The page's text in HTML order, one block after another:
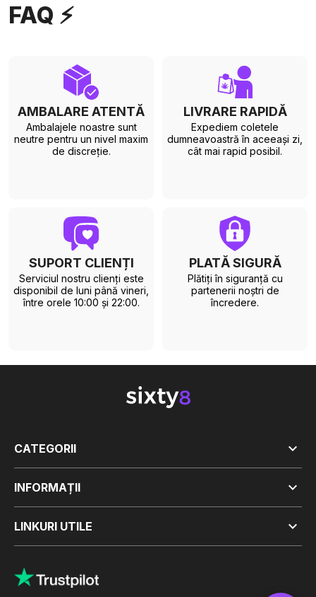
FAQ ⚡
AMBALARE ATENTĂ
Ambalajele noastre sunt
neutre pentru un nivel maxim
de discreție.
LIVRARE RAPIDĂ
Expediem coletele
dumneavoastră în aceeași zi,
cât mai rapid posibil.
SUPORT CLIENȚI
Serviciul nostru clienți este
disponibil de luni până vineri,
între orele 10:00 și 22:00.
PLATĂ SIGURĂ
Plătiți în siguranță cu
partenerii noștri de
încredere.
CATEGORII 
INFORMAȚII 
LINKURI UTILE 